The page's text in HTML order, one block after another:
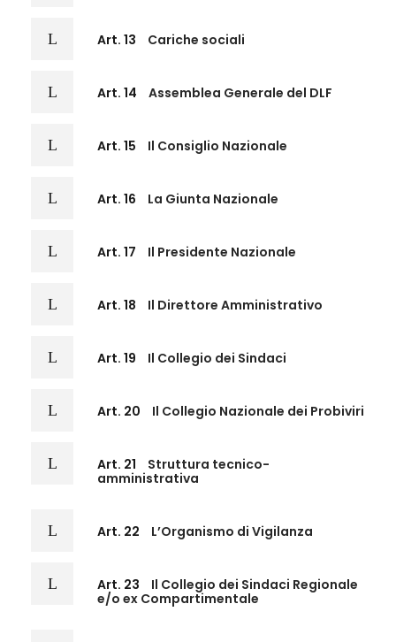
Art. 13 Cariche sociali
Art. 14 Assemblea Generale del DLF
Art. 15 Il Consiglio Nazionale
Art. 16 La Giunta Nazionale
Art. 17 Il Presidente Nazionale
Art. 18 Il Direttore Amministrativo
Art. 19 Il Collegio dei Sindaci
Art. 20 Il Collegio Nazionale dei Probiviri
Art. 21
Struttura tecnico-
amministrativa
Art. 22 L’Organismo di Vigilanza
Art. 23
Il Collegio dei Sindaci Regionale
e/o ex Compartimentale